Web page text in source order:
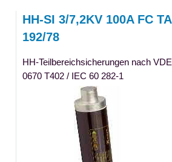
HH-SI 3/7,2KV 100A FC TA
192/78
HH-Teilbereichsicherungen nach VDE
0670 T402 / IEC 60 282-1